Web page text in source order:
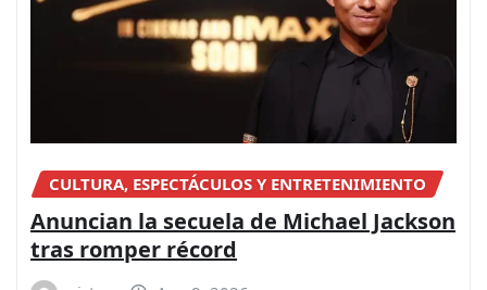
CULTURA, ESPECTÁCULOS Y ENTRETENIMIENTO
Anuncian la secuela de Michael Jackson
tras romper récord